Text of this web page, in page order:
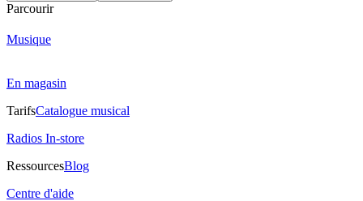
Parcourir
Musique
En magasin
TarifsCatalogue musical
Radios In-store
RessourcesBlog
Centre d'aide